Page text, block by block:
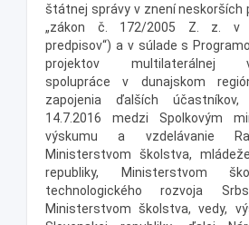
štátnej správy v znení neskorších
„zákon č. 172/2005 Z. z. v
predpisov“) a v súlade s
projektov multilaterálnej
spolupráce v dunajskom
zapojenia ďalších účastníkov,
14.7.2016 medzi Spolkovým
výskumu a vzdelávanie
Ministerstvom školstva,
republiky, Ministerstvom
technologického rozvoja
Ministerstvom školstva, vedy,